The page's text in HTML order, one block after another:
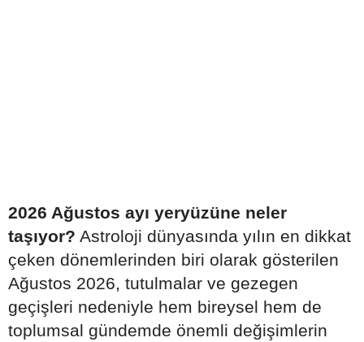
2026 Ağustos ayı yeryüzüne neler
taşıyor? Astroloji dünyasında yılın en dikkat
çeken dönemlerinden biri olarak gösterilen
Ağustos 2026, tutulmalar ve gezegen
geçişleri nedeniyle hem bireysel hem de
toplumsal gündemde önemli değişimlerin